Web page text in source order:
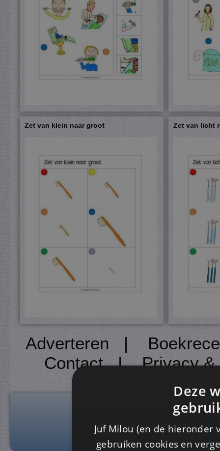
Zet van klein naar groot Zet van licht
Adverteren |
Contact|Privacy &
Deze
Juf Milou (en de
gebruiken cookies en